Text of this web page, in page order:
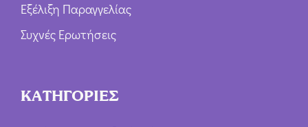
Εξέλιξη Παραγγελίας
Συχνές Ερωτήσεις
ΚΑΤΗΓΟΡΙΕΣ